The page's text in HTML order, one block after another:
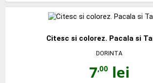
Citesc si colorez. Pacala si
DORINTA
7,00 lei